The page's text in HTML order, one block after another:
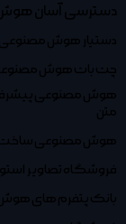
دسترسی آسان
دستیار هوش مصنوعی
چت بات هوش
هوش مصنوعی
متن
هوش مصنوعی ساخت
فروشگاه تصاویر
بانک پتفرم های